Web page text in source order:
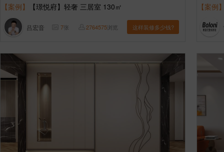
【案例】 【璟悦府】轻奢 三居室 130㎡
吕宏音 7张 2764575浏览 这样装修多少钱?
【案例